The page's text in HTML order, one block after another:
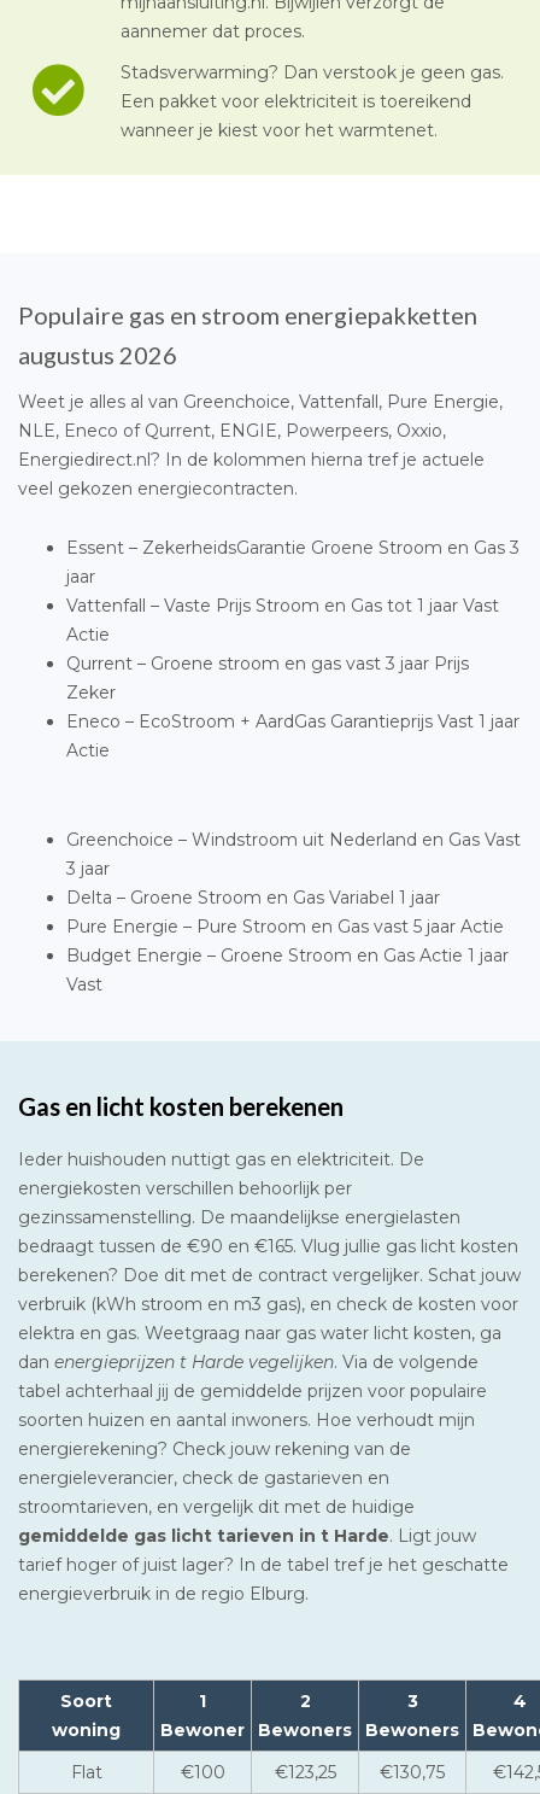
aannemer dat proces.
Stadsverwarming? Dan verstook je geen gas.
Een pakket voor elektriciteit is toereikend
wanneer je kiest voor het warmtenet.
Populaire gas en stroom energiepakketten
augustus 2026
Weet je alles al van Greenchoice, Vattenfall, Pure Energie,
NLE, Eneco of Qurrent, ENGIE, Powerpeers, Oxxio,
Energiedirect.nl? In de kolommen hierna tref je actuele
veel gekozen energiecontracten.
Essent – ZekerheidsGarantie Groene Stroom en Gas 3
jaar
Vattenfall – Vaste Prijs Stroom en Gas tot 1 jaar Vast
Actie
Qurrent – Groene stroom en gas vast 3 jaar Prijs
Zeker
Eneco – EcoStroom + AardGas Garantieprijs Vast 1 jaar
Actie
Greenchoice – Windstroom uit Nederland en Gas Vast
3 jaar
Delta – Groene Stroom en Gas Variabel 1 jaar
Pure Energie – Pure Stroom en Gas vast 5 jaar Actie
Budget Energie – Groene Stroom en Gas Actie 1 jaar
Vast
Gas en licht kosten berekenen
Ieder huishouden nuttigt gas en elektriciteit. De
energiekosten verschillen behoorlijk per
gezinssamenstelling. De maandelijkse energielasten
bedraagt tussen de €90 en €165. Vlug jullie gas licht kosten
berekenen? Doe dit met de contract vergelijker. Schat jouw
verbruik (kWh stroom en m3 gas), en check de kosten voor
elektra en gas. Weetgraag naar gas water licht kosten, ga
dan energieprijzen t Harde vegelijken. Via de volgende
tabel achterhaal jij de gemiddelde prijzen voor populaire
soorten huizen en aantal inwoners. Hoe verhoudt mijn
energierekening? Check jouw rekening van de
energieleverancier, check de gastarieven en
stroomtarieven, en vergelijk dit met de huidige
gemiddelde gas licht tarieven in t Harde. Ligt jouw
tarief hoger of juist lager? In de tabel tref je het geschatte
energieverbruik in de regio Elburg.
Soort
woning
1
Bewoner
2
Bewoners
3
Bewoners
4
Flat
€100 €123,25 €130,75